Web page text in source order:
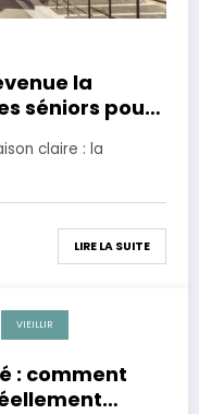
la
séniors pour
claire : la
LIRE LA SUITE
VIEILLIR
: comment